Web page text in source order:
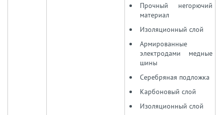
Прочный негорючий
материал
Изоляционный слой
Армированные
электродами медные
шины
Серебряная подложка
Карбоновый слой
Изоляционный слой